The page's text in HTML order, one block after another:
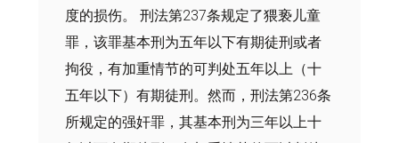
度的损伤。 刑法第237条规定了猥亵儿童
罪，该罪基本刑为五年以下有期徒刑或者
拘役，有加重情节的可判处五年以上（十
五年以下）有期徒刑。然而，刑法第236条
所规定的强奸罪，其基本刑为三年以上十